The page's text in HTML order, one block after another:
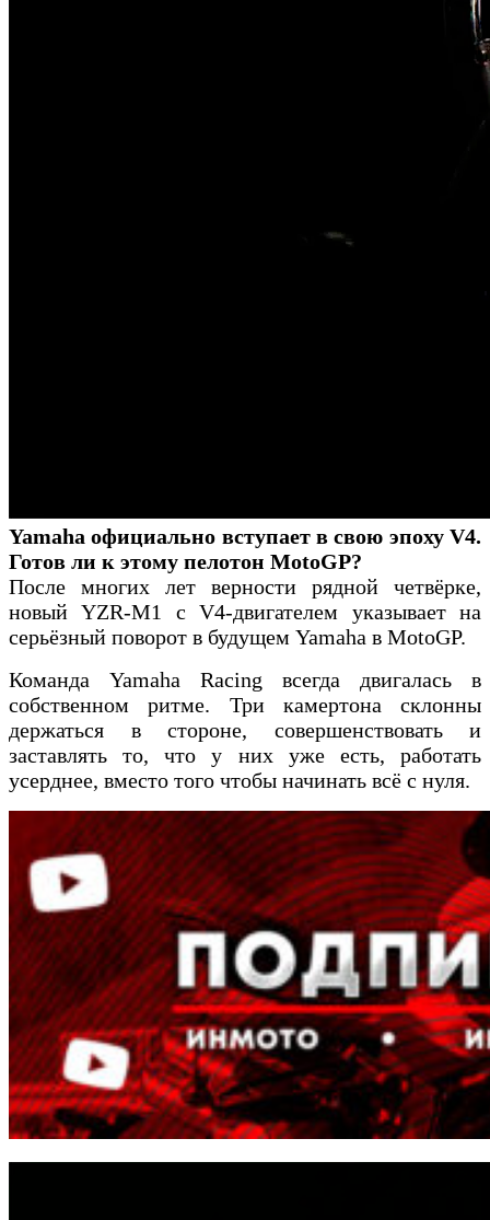
Yamaha официально вступает в свою эпоху V4.
Готов ли к этому пелотон MotoGP?
После многих лет верности рядной четвёрке,
новый YZR-M1 с V4-двигателем указывает на
серьёзный поворот в будущем Yamaha в MotoGP.
Команда Yamaha Racing всегда двигалась в
собственном ритме. Три камертона склонны
держаться в стороне, совершенствовать и
заставлять то, что у них ужеесть, работать
усерднее, вместо того чтобы начинать всё с нуля.